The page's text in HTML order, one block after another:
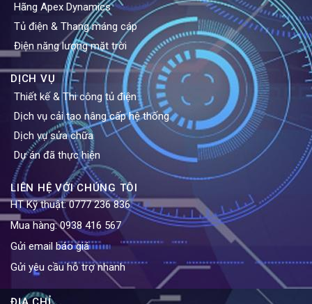
Hãng Apex Dynamics
Tủ điện & Thang máng cáp
Điện năng lượng mặt trời
DỊCH VỤ
Thiết kế & Thi công tủ điện
Dịch vụ cải tạo nâng cấp hệ thống
Dịch vụ sửa chữa
Dự án đã thực hiện
LIÊN HỆ VỚI CHÚNG TÔI
HT Kỹ thuật:0777 236 836
Mua hàng:0938 416 567
Gửi email báo giá
Gửi yêu cầu hỗ trợ nhanh